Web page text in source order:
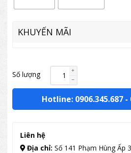
KHUYẾN MÃI
Số lượng
Hotline: 0906.345.687 -
Liên hệ
Địa chỉ: Số 141 Phạm Hùng Ấp